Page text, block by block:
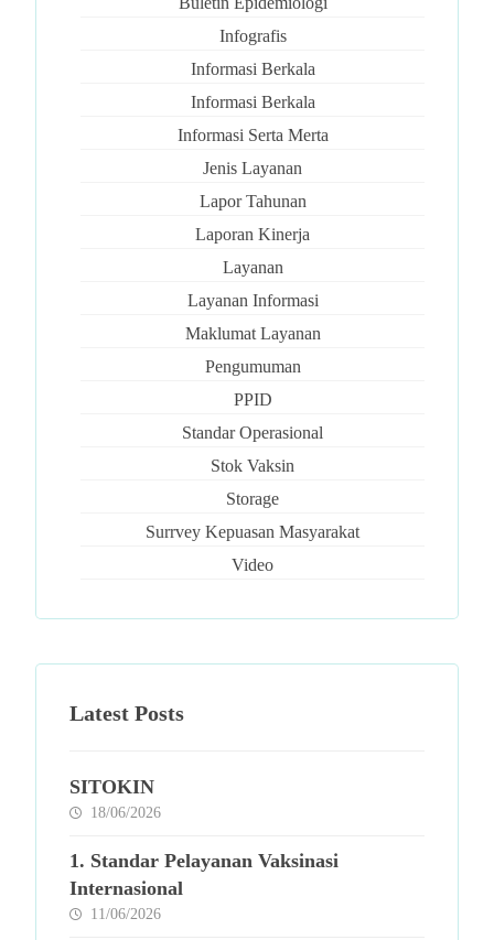
Infografis
Informasi Berkala
Informasi Berkala
Informasi Serta Merta
Jenis Layanan
Lapor Tahunan
Laporan Kinerja
Layanan
Layanan Informasi
Maklumat Layanan
Pengumuman
PPID
Standar Operasional
Stok Vaksin
Storage
Surrvey Kepuasan Masyarakat
Video
Latest Posts
SITOKIN
18/06/2026
1. Standar Pelayanan Vaksinasi
Internasional
11/06/2026